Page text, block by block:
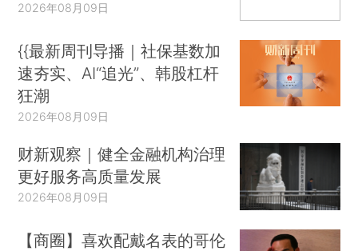
2026年08月09日
{{最新周刊导播｜社保基数加
速夯实、AI“追光”、韩股杠杆
狂潮
2026年08月09日
财新观察｜健全金融机构治理
更好服务高质量发展
2026年08月09日
【商圈】喜欢配戴名表的哥伦